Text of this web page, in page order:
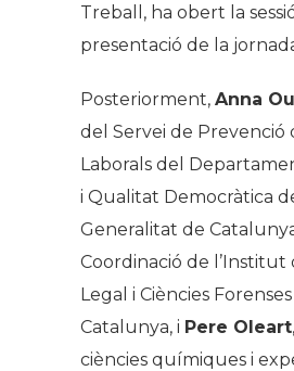
Treball, ha obert la
presentació de la
Posteriorment, Anna
del Servei de Prevenció
Laborals del
i Qualitat Democràtica
Generalitat de
Coordinació de l’Institut
Legal i Ciències
Catalunya, i Pere Oleart
ciències químiques i